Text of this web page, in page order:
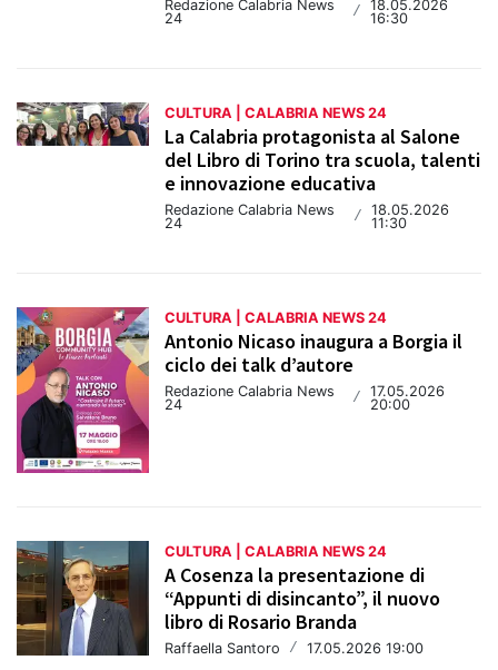
Redazione Calabria News
24
/ 18.05.2026
16:30
CULTURA | CALABRIA NEWS 24
La Calabria protagonista al Salone
del Libro di Torino tra scuola, talenti
e innovazione educativa
Redazione Calabria News
24
/ 18.05.2026
11:30
CULTURA | CALABRIA NEWS 24
Antonio Nicaso inaugura a Borgia il
ciclo dei talk d’autore
Redazione Calabria News
24
/
17.05.2026
20:00
CULTURA | CALABRIA NEWS 24
A Cosenza la presentazione di
“Appunti di disincanto”, il nuovo
libro di Rosario Branda
Raffaella Santoro / 17.05.2026 19:00